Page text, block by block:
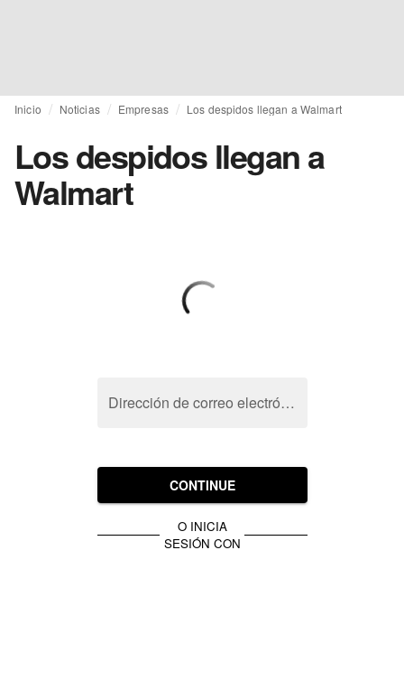
Inicio Noticias Empresas Los despidos llegan a Walmart
Los despidos llegan a
Walmart
Dirección de correo electrónico
CONTINUE
O INICIA
SESIÓN CON